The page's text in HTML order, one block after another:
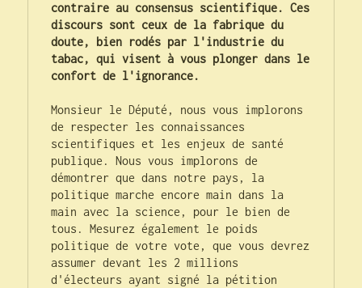
contraire au consensus scientifique. Ces
discours sont ceux de la fabrique du
doute, bien rodés par l'industrie du
tabac, qui visent à vous plonger dans le
confort de l'ignorance.
Monsieur le Député, nous vous implorons
de respecter les connaissances
scientifiques et les enjeux de santé
publique. Nous vous implorons de
démontrer que dans notre pays, la
politique marche encore main dans la
main avec la science, pour le bien de
tous. Mesurez également le poids
politique de votre vote, que vous devrez
assumer devant les 2 millions
d'électeurs ayant signé la pétition